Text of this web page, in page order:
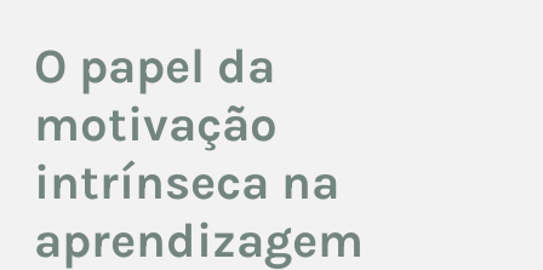
O papel da
motivação
intrínseca na
aprendizagem